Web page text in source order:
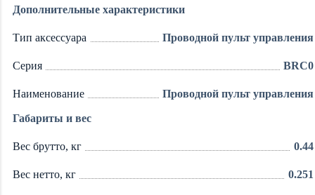
Дополнительные характеристики
Тип аксессуара Проводной пульт управления
Серия BRC0
Наименование Проводной пульт управления
Габариты и вес
Вес брутто, кг 0.44
Вес нетто, кг 0.251